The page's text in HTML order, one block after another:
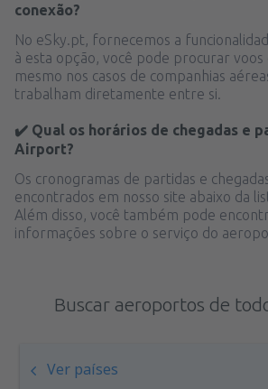
conexão?
No eSky.pt, fornecemos a
à esta opção, você pode procurar voos
mesmo nos casos de companhias
trabalham diretamente entre si.
✔️ Qual os horários de chegadas e
Airport?
Os cronogramas de partidas e
encontrados em nosso site abaixo da
Além disso, você também pode
informações sobre o serviço do
Buscar aeroportos de
Ver países